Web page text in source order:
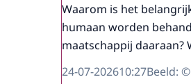
Waarom is het
humaan worden
maatschappij daaraan?
24-07-202610:27Beeld: ©